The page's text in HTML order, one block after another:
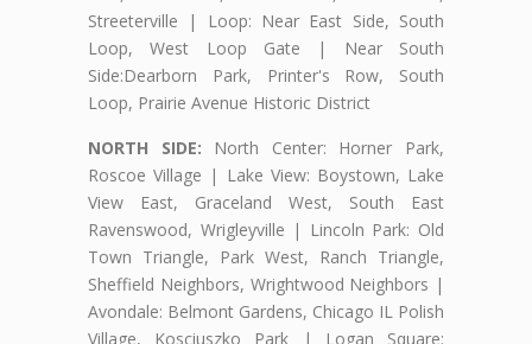
Streeterville | Loop: Near East Side, South
Loop, West Loop Gate | Near South
Side:Dearborn Park, Printer's Row, South
Loop, Prairie Avenue Historic District
NORTH SIDE: North Center: Horner Park,
Roscoe Village | Lake View: Boystown, Lake
View East, Graceland West, South East
Ravenswood, Wrigleyville | Lincoln Park: Old
Town Triangle, Park West, Ranch Triangle,
Sheffield Neighbors, Wrightwood Neighbors |
Avondale: Belmont Gardens, Chicago IL Polish
Village, Kosciuszko Park | Logan Square: